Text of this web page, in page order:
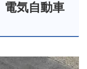
電気自動車